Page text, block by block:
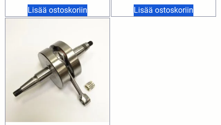
Lisää ostoskoriin Lisää ostoskoriin